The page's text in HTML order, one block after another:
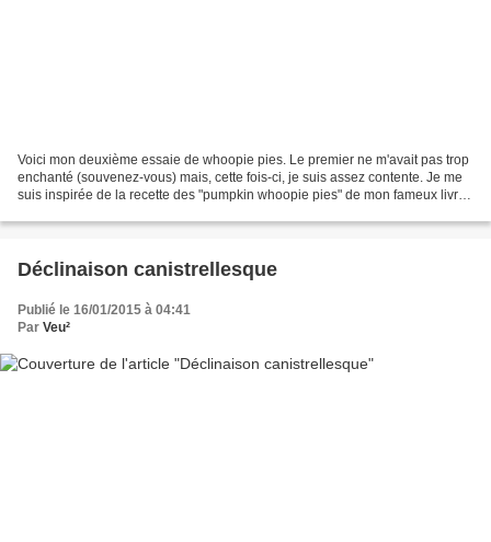
Voici mon deuxième essaie de whoopie pies. Le premier ne m'avait pas trop
enchanté (souvenez-vous) mais, cette fois-ci, je suis assez contente. Je me
suis inspirée de la recette des "pumpkin whoopie pies" de mon fameux livre
Déclinaison canistrellesque
Publié le 16/01/2015 à 04:41
Par Veu²